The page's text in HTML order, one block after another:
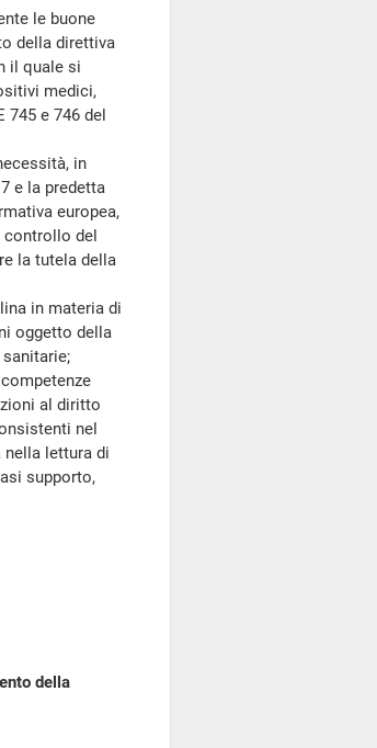
le buone
della direttiva
il quale si
medici,
e 746 del
in
e la predetta
europea,
controllo del
la tutela della
in materia di
oggetto della
al diritto
nel
lettura di
supporto,
della